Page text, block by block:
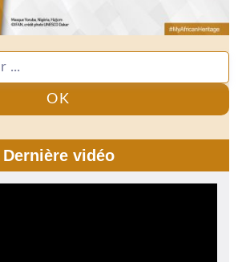
OK
Dernière vidéo